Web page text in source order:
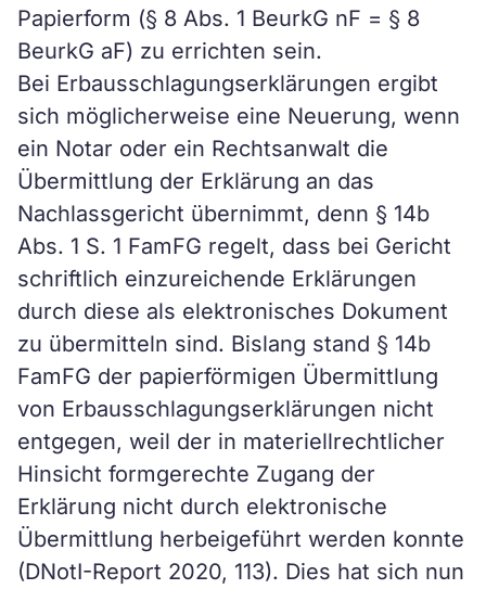
Papierform (§ 8 Abs. 1 BeurkG nF = § 8
BeurkG aF) zu errichten sein.
Bei Erbausschlagungserklärungen ergibt
sich möglicherweise eine Neuerung, wenn
ein Notar oder ein Rechtsanwalt die
Übermittlung der Erklärung an das
Nachlassgericht übernimmt, denn § 14b
Abs. 1 S. 1 FamFG regelt, dass bei Gericht
schriftlich einzureichende Erklärungen
durch diese als elektronisches Dokument
zu übermitteln sind. Bislang stand § 14b
FamFG der papierförmigen Übermittlung
von Erbausschlagungserklärungen nicht
entgegen, weil der in materiellrechtlicher
Hinsicht formgerechte Zugang der
Erklärung nicht durch elektronische
Übermittlung herbeigeführt werden konnte
(DNotI-Report 2020, 113). Dies hat sich nun